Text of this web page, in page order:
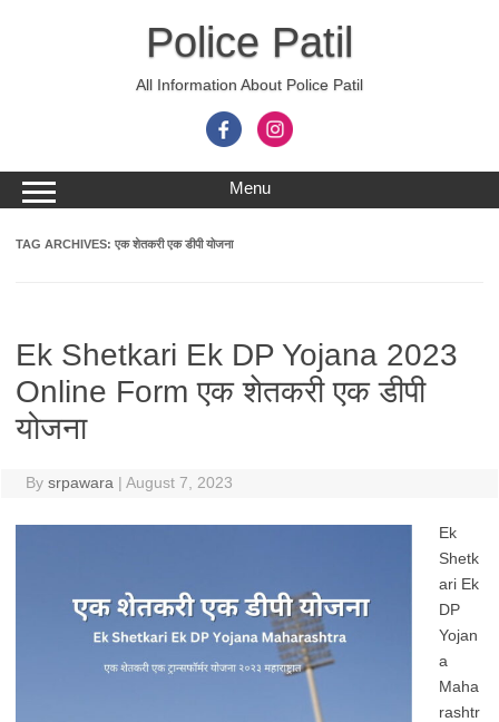
Police Patil
All Information About Police Patil
Menu
TAG ARCHIVES: एक शेतकरी एक डीपी योजना
Ek Shetkari Ek DP Yojana 2023
Online Form एक शेतकरी एक डीपी
योजना
By srpawara | August 7, 2023
Ek
Shetk
ari Ek
DP
Yojan
a
Maha
rashtr